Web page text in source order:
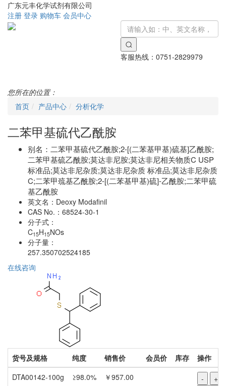
广东元丰化学试剂有限公司
注册 登录 购物车 会员中心
客服热线： 0751-2829979
您所在的位置：
首页
产品中心 分析化学
二苯甲基硫代乙酰胺
别名： 二苯甲基硫代乙酰胺;2-[(二苯基甲基)硫基]乙酰胺;
二苯甲基硫乙酰胺;莫达非尼胺;莫达非尼相关物质C USP
标准品;莫达非尼杂质;莫达非尼杂质 标准品;莫达非尼杂质
C;二苯甲巯基乙酰胺;2-[(二苯基甲基)硫]-乙酰胺;二苯甲硫
基乙酰胺
英文名： Deoxy Modafinil
CAS No.： 68524-30-1
分子式：
C15H15NOs
分子量：
257.350702524185
在线咨询
货号及规格 纯度 销售价 会员价 库存
操作
DTA00142-100g
≥98.0% ￥957.00 - +